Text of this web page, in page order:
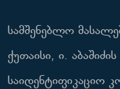
სამშენებლო
ქუთაისი, ი.
საიდენტიფიკაციო